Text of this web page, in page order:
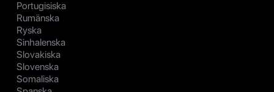
Portugisiska
Rumänska
Ryska
Sinhalenska
Slovakiska
Slovenska
Somaliska